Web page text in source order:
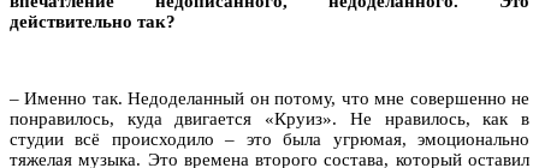
действительно так?
– Именно так. Недоделанный он потому, что мне совершенно не
понравилось, куда двигается «Круиз». Не нравилось, как в
студии всё происходило – это была угрюмая, эмоционально
тяжелая музыка. Это времена второго состава, который оставил